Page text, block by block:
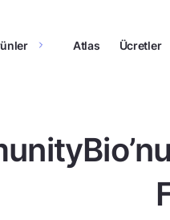
Atlas Ücretler